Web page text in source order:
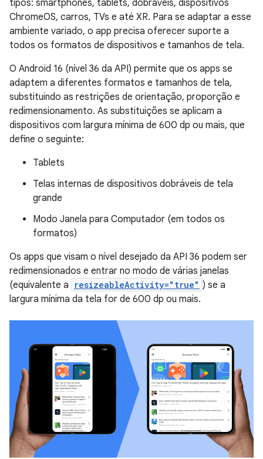
tipos: smartphones, tablets, dobráveis, dispositivos
ChromeOS, carros, TVs e até XR. Para se adaptar a esse
ambiente variado, o app precisa oferecer suporte a
todos os formatos de dispositivos e tamanhos de tela.
O Android 16 (nível 36 da API) permite que os apps se
adaptem a diferentes formatos e tamanhos de tela,
substituindo as restrições de orientação, proporção e
redimensionamento. As substituições se aplicam a
dispositivos com largura mínima de 600 dp ou mais, que
define o seguinte:
Tablets
Telas internas de dispositivos dobráveis de tela
grande
Modo Janela para Computador (em todos os
formatos)
Os apps que visam o nível desejado da API 36 podem ser
redimensionados e entrar no modo de várias janelas
(equivalente a
resizeableActivity="true" ) se a
largura mínima da tela for de 600 dp ou mais.